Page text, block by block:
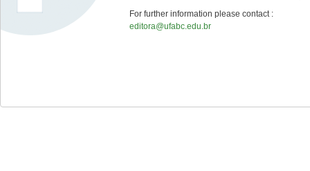
For further information please contact :
editora@ufabc.edu.br